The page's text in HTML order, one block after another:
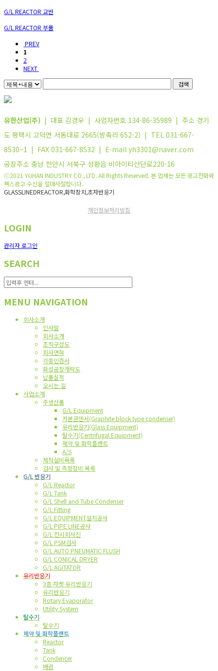
G/L REACTOR 교반
G/L REACTOR 부품
PREV
1
2
NEXT
검색
유한산업(주) | 대표 김경우 | 사업자번호 134-86-35989 | 주소 경기
도 평택시 고덕면 서동대로 2665(방축리 652-2) | TEL 031-667-
8530~1 | FAX 031-667-8532 | E-mail yh3301@naver.com
공장주소 충남 천안시 서북구 성환읍 비아이티산단로220-16
ⓒ2021 YUHAN INDUSTRY CO., LTD. All Rights Reserved. 본 업체는 모든 광고전화와
팩스광고 수신을 절대사절합니다.
GLASSLINEDREACTOR,화학장치,초자반응기
개인정보처리방침
LOGIN
관리자 로그인
SEARCH
MENU NAVIGATION
회사소개
인사말
회사소개
조직구성도
회사연혁
각종인증서
화성공장개략도
납품실적
오시는 길
사업소개
주생산품
G/L Equipment
카본콘덴서(Graphite block type condenser)
유리반응기(Glass Equipment)
탈수기(Centrifugal Equipment)
제약 및 화학플랜트
A/S
제작설비목록
검사 및 측정장비 목록
G/L 반응기
G/L Reactor
G/L Tank
G/L Shell and Tube Condenser
G/L Fitting
G/L EQUIPMENT설치공사
G/L PIPE LINE공사
G/L 전시회사진
G/L PSM검사
G/L AUTO PNEUMATIC FLUSH
G/L CONICAL DRYER
G/L AGITATOR
유리반응기
3층 자켓 유리반응기
유리반응기
Rotary Evaporator
Utility System
탈수기
탈수기
제약 및 화학플랜트
Reactor
Tank
Condencer
배관